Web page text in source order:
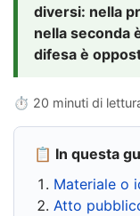
diversi: nella
nella seconda
difesa è
⏱ 20 minuti di
📋 In questa
Materiale o
Atto